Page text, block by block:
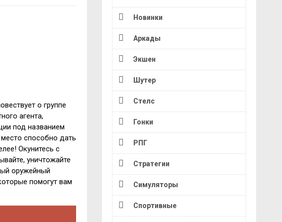
о группе
агента,
под названием
способно дать
Окунитесь с
уничтожайте
оружейный
помогут вам
Новинки
Аркады
Экшен
Шутер
Стелс
Гонки
РПГ
Стратегии
Симуляторы
Спортивные